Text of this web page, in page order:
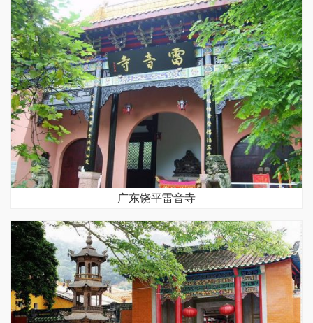
广东饶平雷音寺